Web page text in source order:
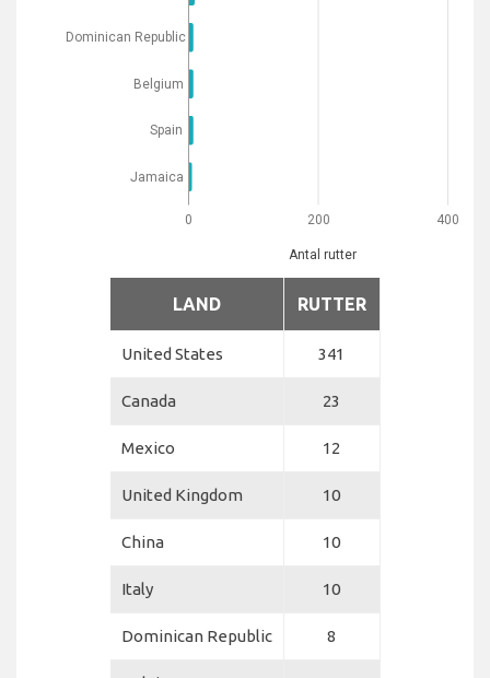
0 200 400
Antal rutter
Dominican Republic
Belgium
Spain
Jamaica
LAND RUTTER
United States 341
Canada 23
Mexico 12
United Kingdom 10
China 10
Italy 10
Dominican Republic 8